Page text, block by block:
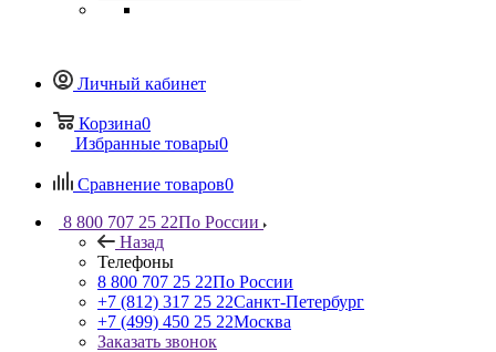
Личный кабинет
Корзина0
Избранные товары0
Сравнение товаров0
8 800 707 25 22По России
Назад
Телефоны
8 800 707 25 22По России
+7 (812) 317 25 22Санкт-Петербург
+7 (499) 450 25 22Москва
Заказать звонок